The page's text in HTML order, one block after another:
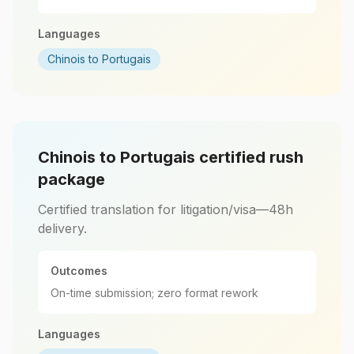
Languages
Chinois to Portugais
Chinois to Portugais certified rush
package
Certified translation for litigation/visa—48h
delivery.
Outcomes
On-time submission; zero format rework
Languages